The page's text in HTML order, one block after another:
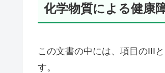
化学物質による健康
この文書の中には、項目のIII
す。